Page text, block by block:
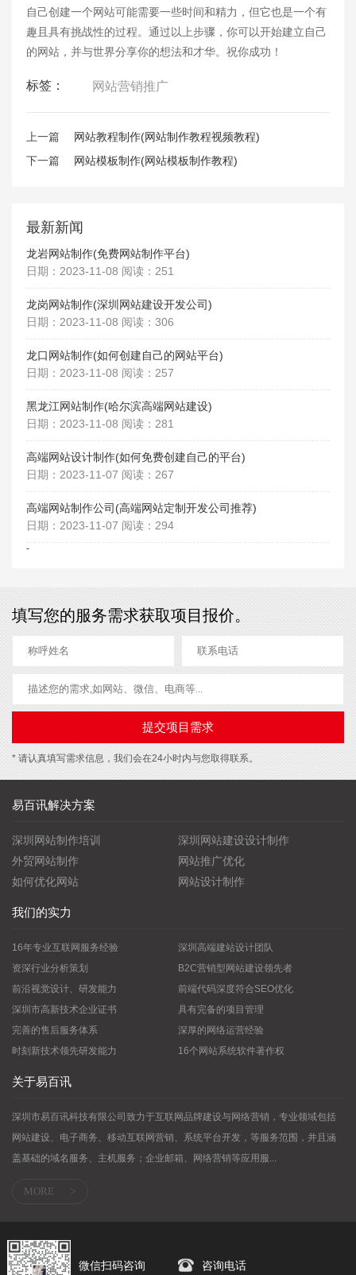
自己创建一个网站可能需要一些时间和精力，但它也是一个有
趣且具有挑战性的过程。通过以上步骤，你可以开始建立自己
的网站，并与世界分享你的想法和才华。祝你成功！
标签： 网站营销推广
上一篇
网站教程制作(网站制作教程视频教程)
下一篇
网站模板制作(网站模板制作教程)
最新新闻
龙岩网站制作(免费网站制作平台)
日期：2023-11-08 阅读：251
龙岗网站制作(深圳网站建设开发公司)
日期：2023-11-08 阅读：306
龙口网站制作(如何创建自己的网站平台)
日期：2023-11-08 阅读：257
黑龙江网站制作(哈尔滨高端网站建设)
日期：2023-11-08 阅读：281
高端网站设计制作(如何免费创建自己的平台)
日期：2023-11-07 阅读：267
高端网站制作公司(高端网站定制开发公司推荐)
日期：2023-11-07 阅读：294
-
填写您的服务需求获取项目报价。
* 请认真填写需求信息，我们会在24小时内与您取得联系。
易百讯解决方案
深圳网站制作培训
深圳网站建设设计制作
外贸网站制作
网站推广优化
如何优化网站
网站设计制作
我们的实力
16年专业互联网服务经验
深圳高端建站设计团队
资深行业分析策划
B2C营销型网站建设领先者
前沿视觉设计、研发能力
前端代码深度符合SEO优化
深圳市高新技术企业证书
具有完备的项目管理
完善的售后服务体系
深厚的网络运营经验
时刻新技术领先研发能力
16个网站系统软件著作权
关于易百讯
深圳市易百讯科技有限公司致力于互联网品牌建设与网络营销，专业领域包括
网站建设、电子商务、移动互联网营销、系统平台开发，等服务范围，并且涵
盖基础的域名服务、主机服务；企业邮箱、网络营销等应用服...
MORE >
微信扫码咨询 咨询电话